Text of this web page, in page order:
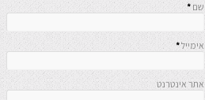
שם *
אימייל*
אתר אינטרנט